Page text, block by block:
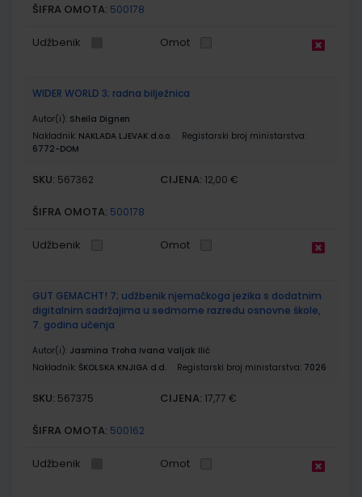
ŠIFRA OMOTA: 500178
Udžbenik Omot
WIDER WORLD 3; radna bilježnica
Autor(i): Sheila Dignen
Nakladnik: NAKLADA LJEVAK d.o.o.
Registarski broj ministarstva:
6772-DOM
SKU: 567362 CIJENA: 12,00 €
ŠIFRA OMOTA: 500178
Udžbenik Omot
GUT GEMACHT! 7; udžbenik njemačkoga jezika s dodatnim
digitalnim sadržajima u sedmome razredu osnovne škole,
7. godina učenja
Autor(i): Jasmina Troha Ivana Valjak Ilić
Nakladnik: ŠKOLSKA KNJIGA d.d. Registarski broj ministarstva: 7026
SKU: 567375 CIJENA: 17,77 €
ŠIFRA OMOTA: 500162
Udžbenik Omot